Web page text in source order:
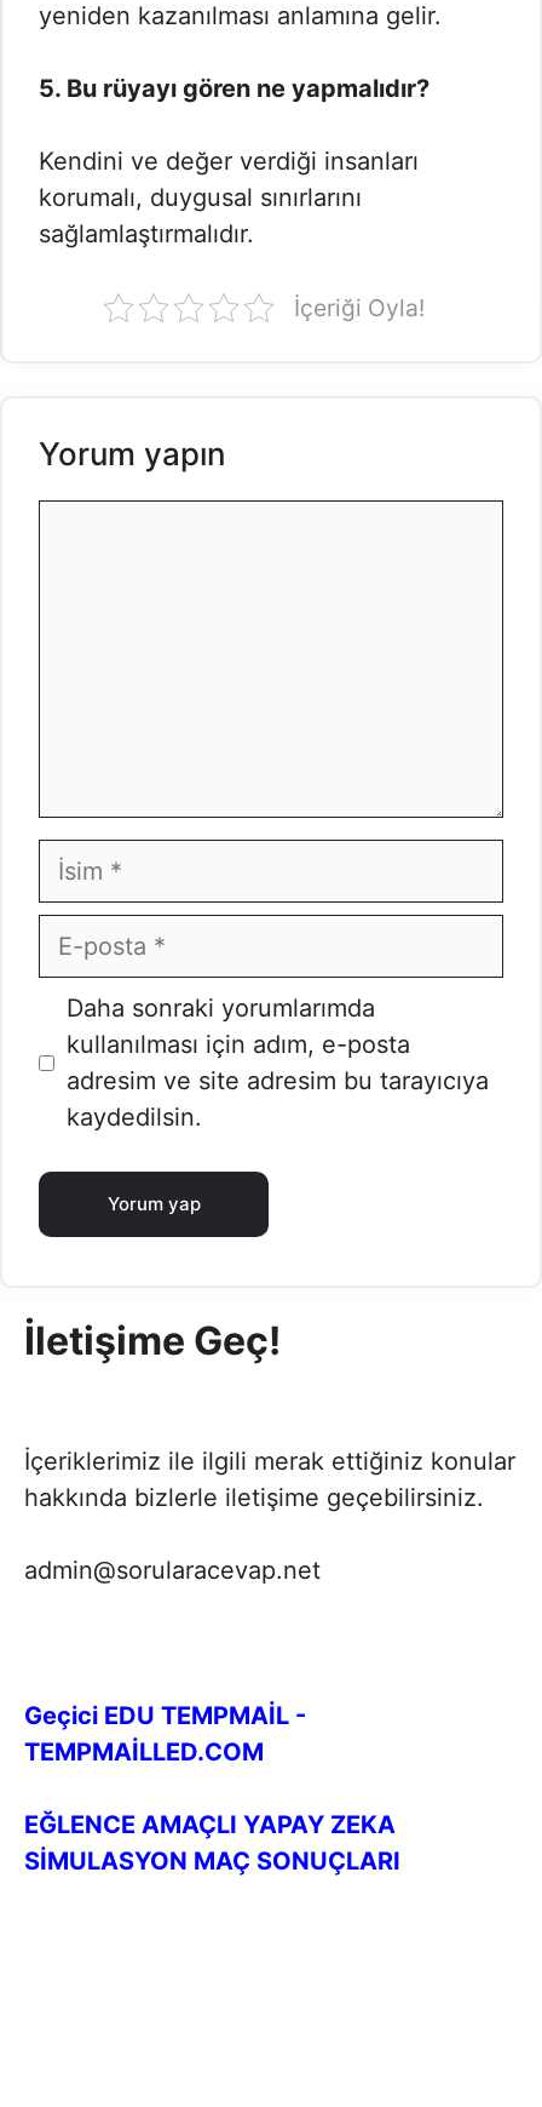
yeniden kazanılması anlamına gelir.
5. Bu rüyayı gören ne yapmalıdır?
Kendini ve değer verdiği insanları
korumalı, duygusal sınırlarını
sağlamlaştırmalıdır.
İçeriği Oyla!
Yorum yapın
İsim
E-
posta
İnternet
sitesi
Daha sonraki yorumlarımda
kullanılması için adım, e-posta
adresim ve site adresim bu tarayıcıya
kaydedilsin.
İletişime Geç!
İçeriklerimiz ile ilgili merak ettiğiniz konular
hakkında bizlerle iletişime geçebilirsiniz.
admin@sorularacevap.net
Geçici EDU TEMPMAİL -
TEMPMAİLLED.COM
EĞLENCE AMAÇLI YAPAY ZEKA
SİMULASYON MAÇ SONUÇLARI